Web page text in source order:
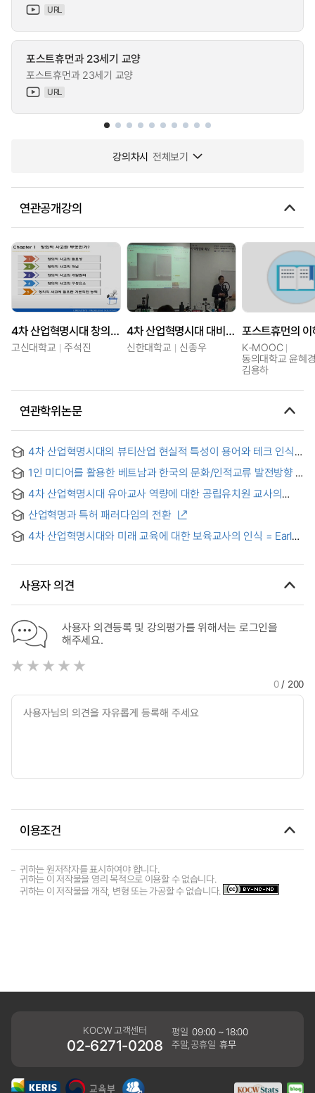
URL
포스트휴먼과 23세기 교양
포스트휴먼과 23세기 교양
URL
강의차시 전체보기
연관공개강의
4차 산업혁명시대 창의적사고 및 문제해결능력
고신대학교 주석진
4차 산업혁명시대 대비 역량강화 (강릉영동대학교)
신한대학교 신종우
포스트휴먼의 이
K-MOOC
동의대학교 윤혜
김용하
연관학위논문
4차 산업혁명시대의 뷰티산업 현실적 특성이 용어와 테크 인식
of Realistic Characteristics of the Beauty Industry on
Terms and Technology Perception and Future Beauty
Industry Outlook in the Era of the 4th Industrial Revolution
1인 미디어를 활용한 베트남과 한국의 문화/인적교류 발전방향 :
4차 산업혁명시대 유아교사 역량에 대한 공립유치원 교사의
Teachers’Perceptions, Experiences, and Needs of
Competency of Early Childhood Teacher in the Era of the
4th Industrial Revolution
산업혁명과 특허 패러다임의 전환
4차 산업혁명시대와 미래 교육에 대한 보육교사의 인식 = Early
사용자 의견
사용자 의견등록 및 강의평가를 위해서는 로그인을
해주세요.
0/ 200
이용조건
귀하는 원저작자를 표시하여야 합니다.
귀하는 이 저작물을 영리 목적으로 이용할 수 없습니다.
귀하는 이 저작물을 개작, 변형 또는 가공할 수 없습니다.
KOCW 고객센터
02-6271-0208
평일 09:00 ~ 18:00
주말,공휴일 휴무